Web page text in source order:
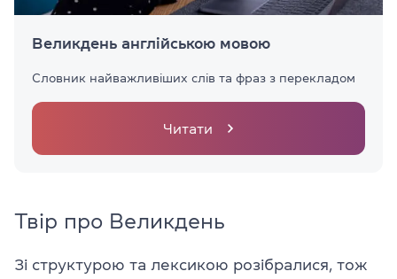
Великдень англійською мовою
Словник найважливіших слів та фраз з перекладом
Читати
Твір про Великдень
Зі структурою та лексикою розібралися, тож